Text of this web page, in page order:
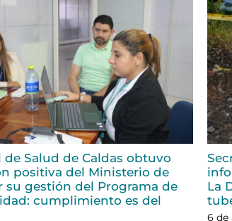
de Salud de Caldas obtuvo
positiva del Ministerio de
su gestión del Programa de
cumplimiento es del
La
6 de